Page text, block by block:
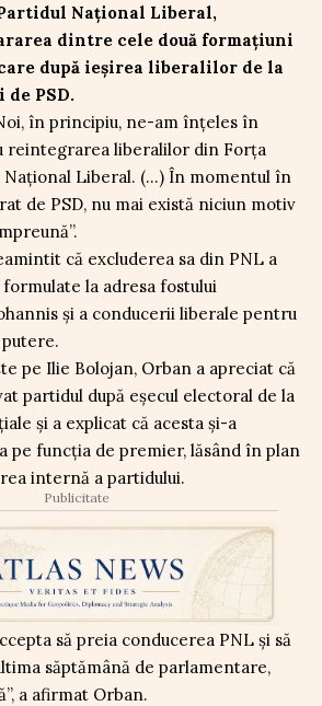
Național Liberal,
dintre cele două formațiuni
după ieșirea liberalilor de la
PSD.
în principiu, ne-am înțeles în
reintegrarea liberalilor din Forța
Liberal. (…) În momentul în
de PSD, nu mai există niciun motiv
că excluderea sa din PNL a
la adresa fostului
și a conducerii liberale pentru
putere.
pe Ilie Bolojan, Orban a apreciat că
partidul după eșecul electoral de la
și a explicat că acesta și-a
pe funcția de premier, lăsând în plan
internă a partidului.
Publicitate
să preia conducerea PNL și să
săptămână de parlamentare,
a afirmat Orban.